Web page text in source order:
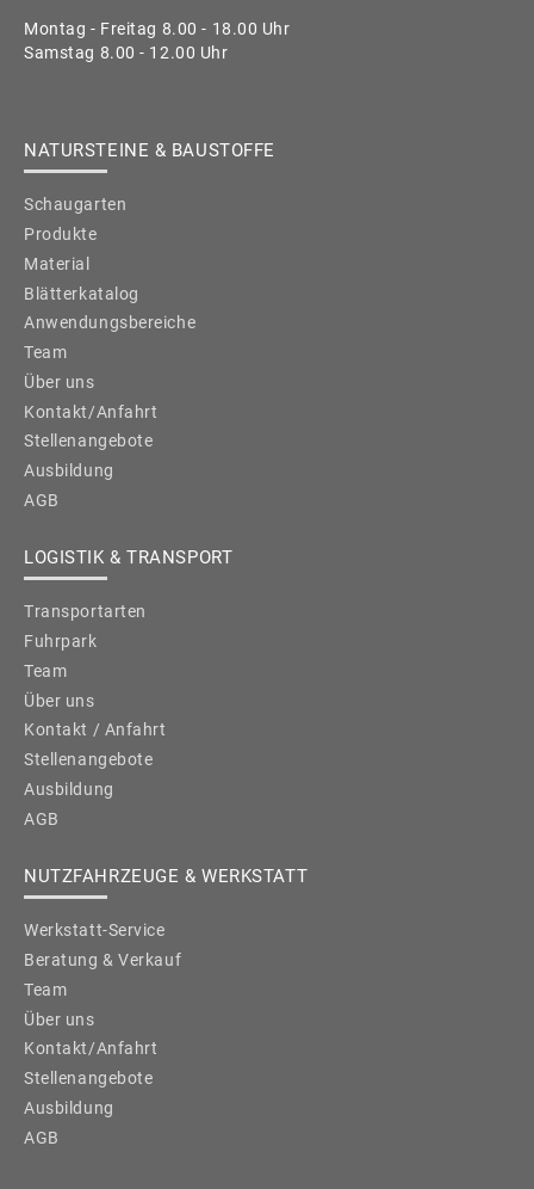
Montag - Freitag 8.00 - 18.00 Uhr
Samstag 8.00 - 12.00 Uhr
NATURSTEINE & BAUSTOFFE
Schaugarten
Produkte
Material
Blätterkatalog
Anwendungsbereiche
Team
Über uns
Kontakt/Anfahrt
Stellenangebote
Ausbildung
AGB
LOGISTIK & TRANSPORT
Transportarten
Fuhrpark
Team
Über uns
Kontakt / Anfahrt
Stellenangebote
Ausbildung
AGB
NUTZFAHRZEUGE & WERKSTATT
Werkstatt-Service
Beratung & Verkauf
Team
Über uns
Kontakt/Anfahrt
Stellenangebote
Ausbildung
AGB